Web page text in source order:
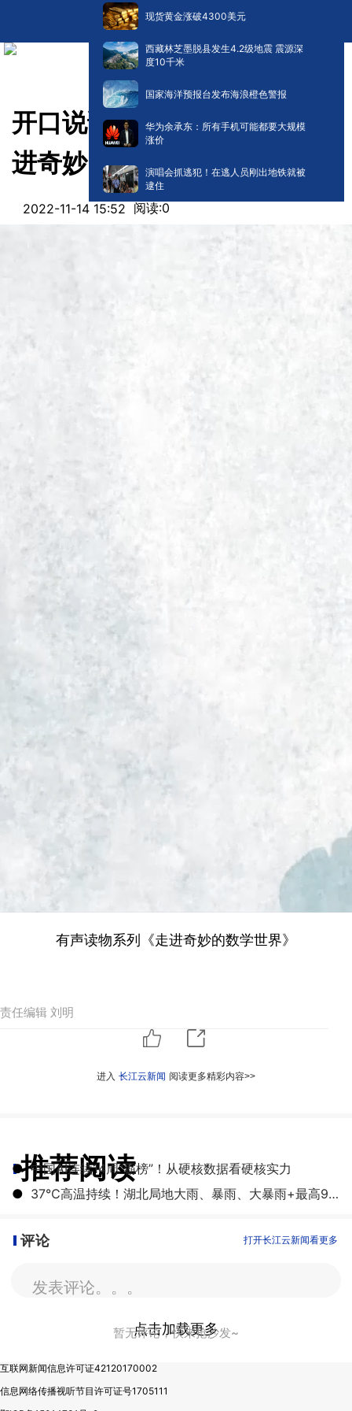
现货黄金涨破4300美元
西藏林芝墨脱县发生4.2级地震 震源深
度10千米
国家海洋预报台发布海浪橙色警报
华为余承东：所有手机可能都要大规模
涨价
演唱会抓逃犯！在逃人员刚出地铁就被
逮住
开口说话 | 有声读物系列《走
进奇妙的数学世界》
2022-11-14 15:52 阅读:0
有声读物系列《走进奇妙的数学世界》
责任编辑 刘明
进入 长江云新闻 阅读更多精彩内容>>
推荐阅读
● 中国AI连续14周“霸榜”！从硬核数据看硬核实力
●
37℃高温持续！湖北局地大雨、暴雨、大暴雨+最高9级雷暴大风
评论 打开长江云新闻看更多
发表评论。。。
暂无评论，快来抢沙发~
点击加载更多
互联网新闻信息许可证42120170002
信息网络传播视听节目许可证号1705111